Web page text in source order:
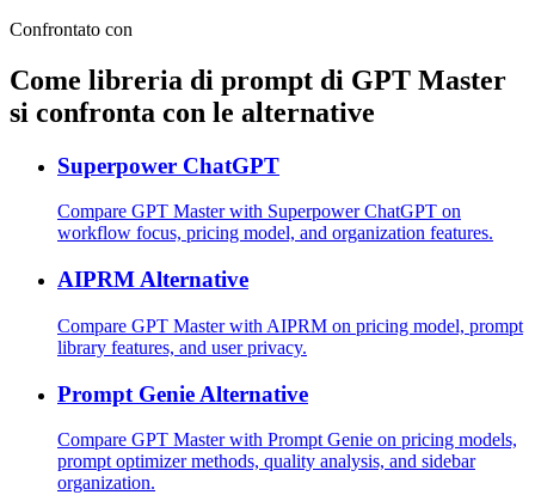
Confrontato con
Come libreria di prompt di GPT Master
si confronta con le alternative
Superpower ChatGPT
Compare GPT Master with Superpower ChatGPT on
workflow focus, pricing model, and organization features.
AIPRM Alternative
Compare GPT Master with AIPRM on pricing model, prompt
library features, and user privacy.
Prompt Genie Alternative
Compare GPT Master with Prompt Genie on pricing models,
prompt optimizer methods, quality analysis, and sidebar
organization.